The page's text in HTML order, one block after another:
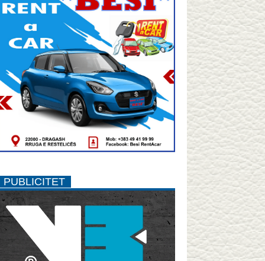
PUBLICITET